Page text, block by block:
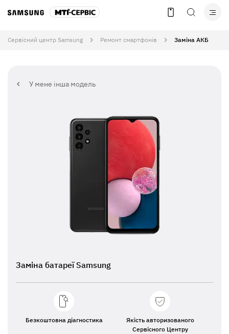
Сервісний центр Samsung Ремонт смартфонів Заміна АКБ
У мене інша модель
Заміна батареї Samsung
Безкоштовна діагностика
Якість авторизованого
Сервісного Центру